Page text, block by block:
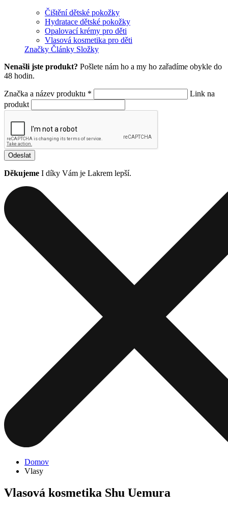
Čištění dětské pokožky
Hydratace dětské pokožky
Opalovací krémy pro děti
Vlasová kosmetika pro děti
Značky Články Složky
Nenašli jste produkt? Pošlete nám ho a my ho zařadíme obykle do
48 hodin.
Značka a název produktu *
Link na
produkt
Odeslat
Děkujeme I díky Vám je Lakrem lepší.
Domov
Vlasy
Vlasová kosmetika Shu Uemura